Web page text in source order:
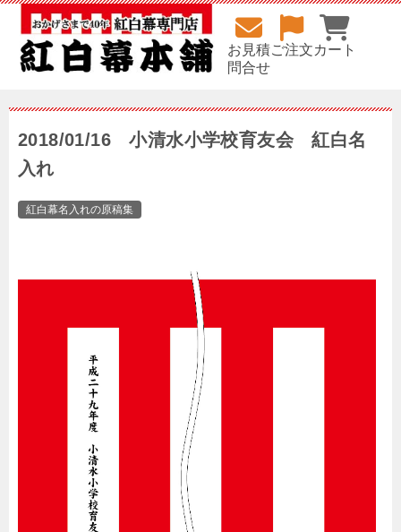
お見積
問合せ
ご注文カート
2018/01/16 小清水小学校育友会 紅白名
入れ
紅白幕名入れの原稿集